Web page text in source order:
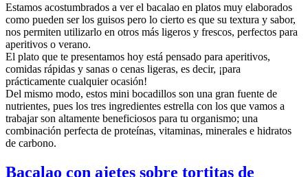
Estamos acostumbrados a ver el bacalao en platos muy elaborados
como pueden ser los guisos pero lo cierto es que su textura y sabor,
nos permiten utilizarlo en otros más ligeros y frescos, perfectos para
aperitivos o verano.
El plato que te presentamos hoy está pensado para aperitivos,
comidas rápidas y sanas o cenas ligeras, es decir, ¡para
prácticamente cualquier ocasión!
Del mismo modo, estos mini bocadillos son una gran fuente de
nutrientes, pues los tres ingredientes estrella con los que vamos a
trabajar son altamente beneficiosos para tu organismo; una
combinación perfecta de proteínas, vitaminas, minerales e hidratos
de carbono.
Bacalao con ajetes sobre tortitas de